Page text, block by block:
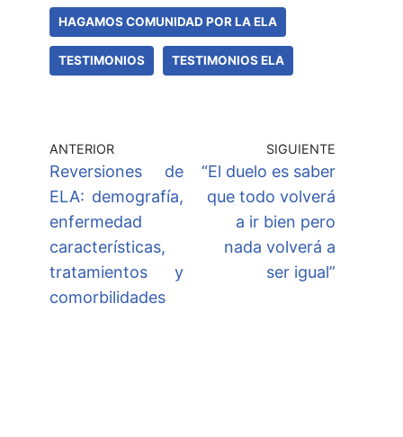
HAGAMOS COMUNIDAD POR LA ELA
TESTIMONIOS TESTIMONIOS ELA
ANTERIOR
Reversiones de
ELA: demografía,
enfermedad
características,
tratamientos y
comorbilidades
SIGUIENTE
“El duelo es saber
que todo volverá
a ir bien pero
nada volverá a
ser igual”